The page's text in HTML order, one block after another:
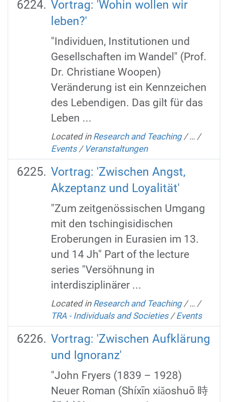
Vortrag: 'Wohin wollen wir
leben?'
"Individuen, Institutionen und
Gesellschaften im Wandel" (Prof.
Dr. Christiane Woopen)
Veränderung ist ein Kennzeichen
des Lebendigen. Das gilt für das
Leben ...
Located in Research and Teaching /… /
Events / Veranstaltungen
Vortrag: 'Zwischen Angst,
Akzeptanz und Loyalität'
"Zum zeitgenössischen Umgang
mit den tschingisidischen
Eroberungen in Eurasien im 13.
und 14 Jh" Part of the lecture
series "Versöhnung in
interdisziplinärer ...
Located in Research and Teaching /… /
TRA - Individuals and Societies /Events
Vortrag: 'Zwischen Aufklärung
und Ignoranz'
"John Fryers (1839 – 1928)
Neuer Roman (Shíxīn xiǎoshuō 時